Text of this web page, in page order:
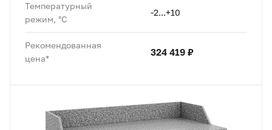
Температурный
режим, °C
-2...+10
Рекомендованная
цена*
324 419 ₽